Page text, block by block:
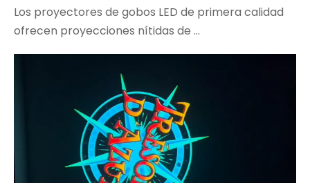
Los proyectores de gobos LED de primera calidad
ofrecen proyecciones nítidas de ...